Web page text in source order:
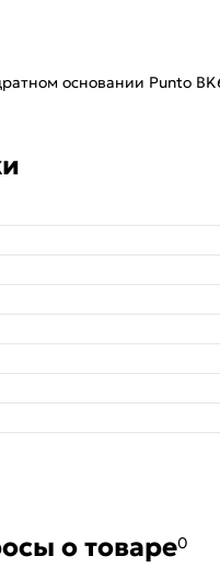
основании Punto
о товаре0